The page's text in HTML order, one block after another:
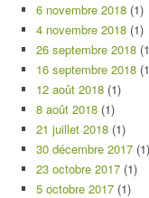
6 novembre 2018 (1)
4 novembre 2018 (1)
26 septembre 2018
16 septembre 2018
12 août 2018 (1)
8 août 2018 (1)
21 juillet 2018 (1)
30 décembre 2017 (1)
23 octobre 2017 (1)
5 octobre 2017 (1)